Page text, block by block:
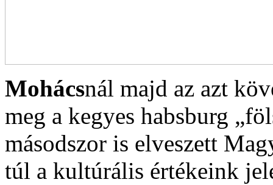
Mohácsnál majd az azt
meg a kegyes habsburg
másodszor is elveszett
túl a kultúrális értékeink